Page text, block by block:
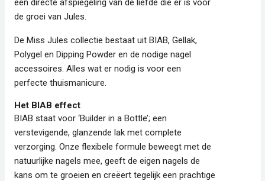
de groei van Jules.
De Miss Jules collectie bestaat uit BIAB, Gellak,
Polygel en Dipping Powder en de nodige nagel
accessoires. Alles wat er nodig is voor een
perfecte thuismanicure.
Het BIAB effect
BIAB staat voor ‘Builder in a Bottle’; een
verstevigende, glanzende lak met complete
verzorging. Onze flexibele formule beweegt met de
natuurlijke nagels mee, geeft de eigen nagels de
kans om te groeien en creëert tegelijk een prachtige